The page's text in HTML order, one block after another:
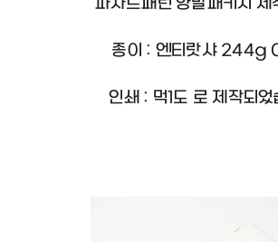
파사드패턴 양말패키지 제
종이 : 엔티랏샤 244g
인쇄 : 먹1도 로 제작되었